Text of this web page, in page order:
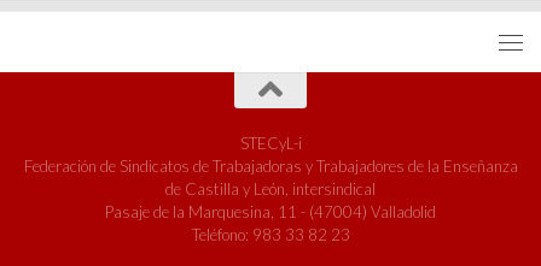
STECyL-i
Federación de Sindicatos de Trabajadoras y Trabajadores de la Enseñanza
de Castilla y León, intersindical
Pasaje de la Marquesina, 11 - (47004) Valladolid
Teléfono: 983 33 82 23